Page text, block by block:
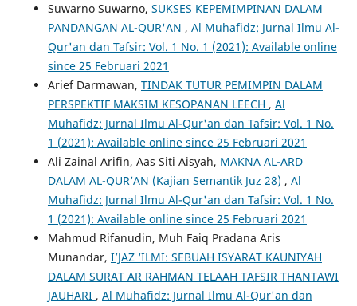
Suwarno Suwarno, SUKSES KEPEMIMPINAN DALAM
PANDANGAN AL-QUR'AN , Al Muhafidz: Jurnal Ilmu Al-
Qur'an dan Tafsir: Vol. 1 No. 1 (2021): Available online
since 25 Februari 2021
Arief Darmawan, TINDAK TUTUR PEMIMPIN DALAM
PERSPEKTIF MAKSIM KESOPANAN LEECH , Al
Muhafidz: Jurnal Ilmu Al-Qur'an dan Tafsir: Vol. 1 No.
1 (2021): Available online since 25 Februari 2021
Ali Zainal Arifin, Aas Siti Aisyah, MAKNA AL-ARD
DALAM AL-QUR’AN (Kajian Semantik Juz 28) , Al
Muhafidz: Jurnal Ilmu Al-Qur'an dan Tafsir: Vol. 1 No.
1 (2021): Available online since 25 Februari 2021
Mahmud Rifanudin, Muh Faiq Pradana Aris
Munandar, I’JAZ ‘ILMI: SEBUAH ISYARAT KAUNIYAH
DALAM SURAT AR RAHMAN TELAAH TAFSIR THANTAWI
JAUHARI , Al Muhafidz: Jurnal Ilmu Al-Qur'an dan